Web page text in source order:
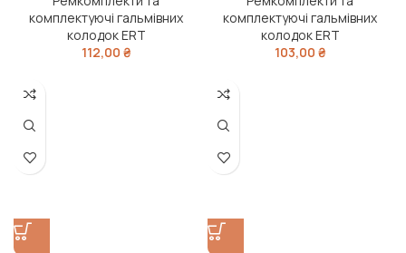
комплектуючі гальмівних
колодок ERT
112,00 ₴
комплектуючі гальмівних
колодок ERT
103,00 ₴